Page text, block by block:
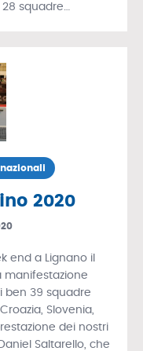
squadre…
2020
end a Lignano il
manifestazione
ben 39 squadre
Slovenia,
dei nostri
Saltarello, che